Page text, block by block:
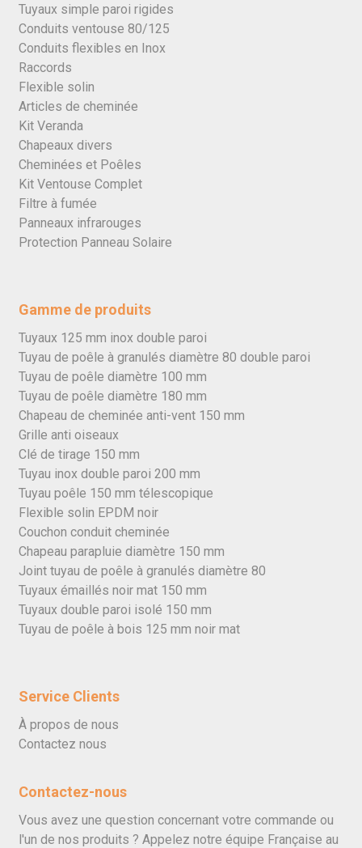
Tuyaux simple paroi rigides
Conduits ventouse 80/125
Conduits flexibles en Inox
Raccords
Flexible solin
Articles de cheminée
Kit Veranda
Chapeaux divers
Cheminées et Poêles
Kit Ventouse Complet
Filtre à fumée
Panneaux infrarouges
Protection Panneau Solaire
Gamme de produits
Tuyaux 125 mm inox double paroi
Tuyau de poêle à granulés diamètre 80 double paroi
Tuyau de poêle diamètre 100 mm
Tuyau de poêle diamètre 180 mm
Chapeau de cheminée anti-vent 150 mm
Grille anti oiseaux
Clé de tirage 150 mm
Tuyau inox double paroi 200 mm
Tuyau poêle 150 mm télescopique
Flexible solin EPDM noir
Couchon conduit cheminée
Chapeau parapluie diamètre 150 mm
Joint tuyau de poêle à granulés diamètre 80
Tuyaux émaillés noir mat 150 mm
Tuyaux double paroi isolé 150 mm
Tuyau de poêle à bois 125 mm noir mat
Service Clients
À propos de nous
Contactez nous
Contactez-nous
Vous avez une question concernant votre commande ou
l'un de nos produits ? Appelez notre équipe Française au